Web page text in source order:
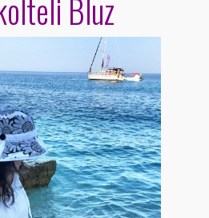
Bluz